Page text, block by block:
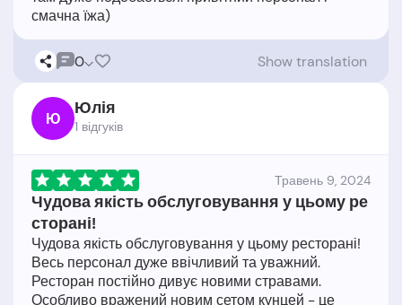
0 Show translation
Ю Юлія
1 відгукiв
Травень 9, 2024
Чудова якість обслуговування у цьому ре
сторані!
Чудова якість обслуговування у цьому ресторані!
Весь персонал дуже ввічливий та уважний.
Ресторан постійно дивує новими стравами.
Особливо вражений новим сетом кунцей - це